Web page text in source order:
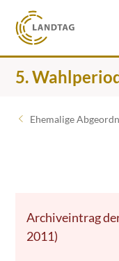
5.
Ehemalige
Archiveintrag
2011)